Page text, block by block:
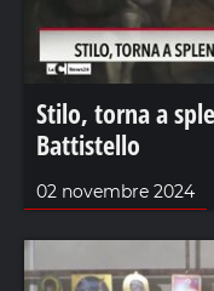
Stilo, torna a
Battistello
02 novembre 2024